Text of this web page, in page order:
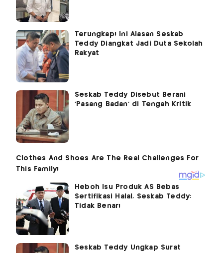
Terungkap! Ini Alasan Seskab
Teddy Diangkat Jadi Duta Sekolah
Rakyat
Seskab Teddy Disebut Berani
‘Pasang Badan’ di Tengah Kritik
Heboh Isu Produk AS Bebas
Sertifikasi Halal, Seskab Teddy:
Tidak Benar!
Seskab Teddy Ungkap Surat